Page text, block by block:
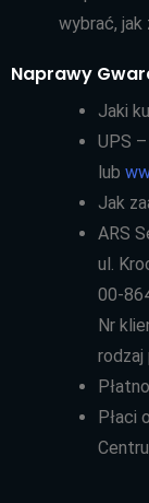
wybrać, jak
Naprawy
Jaki
UPS
lub
Jak
ARS
ul.
00-
Nr
rodzaj
Płaci